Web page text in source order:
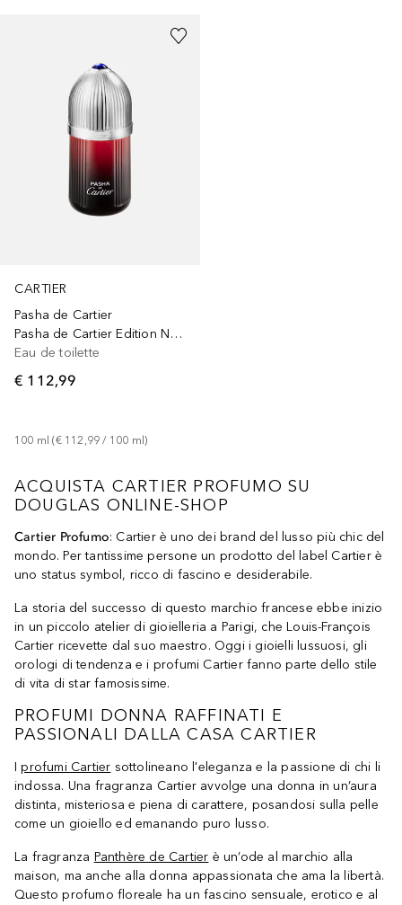
CARTIER
Pasha de Cartier
Pasha de Cartier Edition Noire Sport Eau de Toilette Spray
Eau de toilette
€ 112,99
100 ml (€ 112,99 / 100 ml)
ACQUISTA CARTIER PROFUMO SU
DOUGLAS ONLINE-SHOP
Cartier Profumo: Cartier è uno dei brand del lusso più chic del
mondo. Per tantissime persone un prodotto del label Cartier è
uno status symbol, ricco di fascino e desiderabile.
La storia del successo di questo marchio francese ebbe inizio
in un piccolo atelier di gioielleria a Parigi, che Louis-François
Cartier ricevette dal suo maestro. Oggi i gioielli lussuosi, gli
orologi di tendenza e i profumi Cartier fanno parte dello stile
di vita di star famosissime.
PROFUMI DONNA RAFFINATI E
PASSIONALI DALLA CASA CARTIER
Iprofumi Cartier sottolineano l'eleganza e la passione di chi li
indossa. Una fragranza Cartier avvolge una donna in un’aura
distinta, misteriosa e piena di carattere, posandosi sulla pelle
come un gioiello ed emanando puro lusso.
La fragranza Panthère de Cartier è un’ode al marchio alla
maison, ma anche alla donna appassionata che ama la libertà.
Questo profumo floreale ha un fascino sensuale, erotico e al